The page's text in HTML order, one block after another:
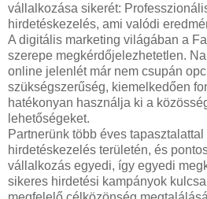
vállalkozása sikerét:
hirdetéskezelés, ami valódi
A digitális marketing világában a
szerepe megkérdőjelezhetetlen.
online jelenlét már nem csupán
szükségszerűség, kiemelkedően
hatékonyan használja ki a
lehetőségeket.
Partnerünk több éves
hirdetéskezelés területén, és
vállalkozás egyedi, így egyedi
sikeres hirdetési kampányok